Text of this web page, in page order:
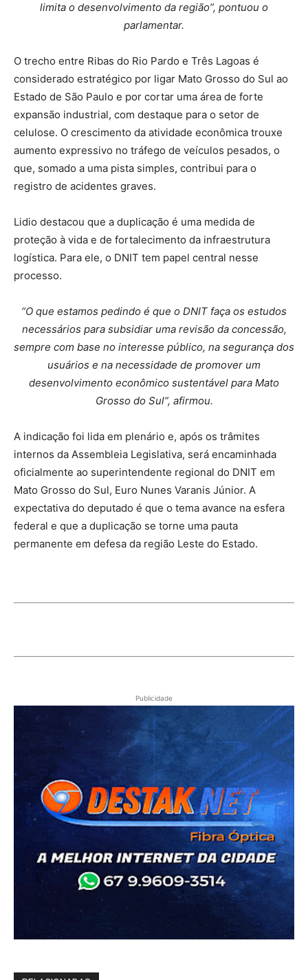
limita o desenvolvimento da região”, pontuou o
parlamentar.
O trecho entre Ribas do Rio Pardo e Três Lagoas é
considerado estratégico por ligar Mato Grosso do Sul ao
Estado de São Paulo e por cortar uma área de forte
expansão industrial, com destaque para o setor de
celulose. O crescimento da atividade econômica trouxe
aumento expressivo no tráfego de veículos pesados, o
que, somado a uma pista simples, contribui para o
registro de acidentes graves.
Lidio destacou que a duplicação é uma medida de
proteção à vida e de fortalecimento da infraestrutura
logística. Para ele, o DNIT tem papel central nesse
processo.
“O que estamos pedindo é que o DNIT faça os estudos
necessários para subsidiar uma revisão da concessão,
sempre com base no interesse público, na segurança dos
usuários e na necessidade de promover um
desenvolvimento econômico sustentável para Mato
Grosso do Sul”, afirmou.
A indicação foi lida em plenário e, após os trâmites
internos da Assembleia Legislativa, será encaminhada
oficialmente ao superintendente regional do DNIT em
Mato Grosso do Sul, Euro Nunes Varanis Júnior. A
expectativa do deputado é que o tema avance na esfera
federal e que a duplicação se torne uma pauta
permanente em defesa da região Leste do Estado.
Publicidade